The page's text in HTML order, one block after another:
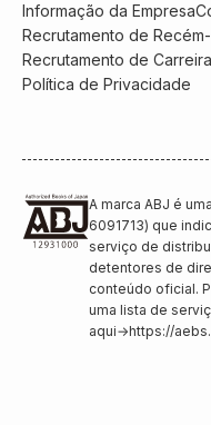
Informação da Empresa
Recrutamento de
Recrutamento de
Política de Privacidade
A marca ABJ é
6091713) que
serviço de
detentores de
conteúdo oficial.
uma lista de
aqui→https://